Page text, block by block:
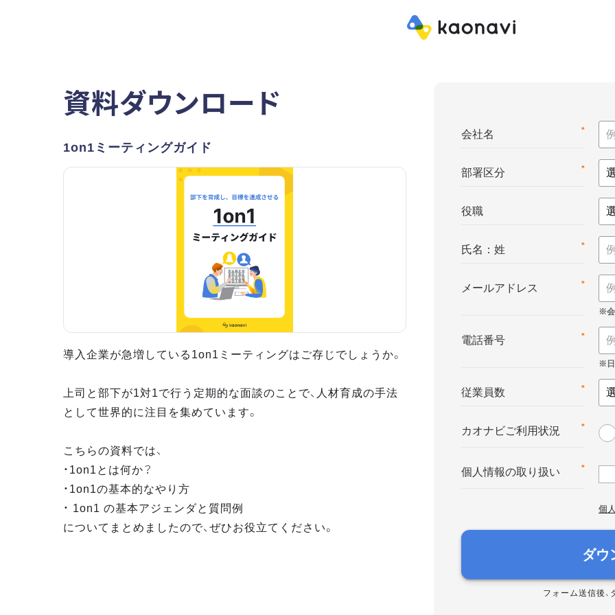
資料ダウンロード
1on1ミーティングガイド
導入企業が急増している1on1ミーティングはご存じでしょうか。
上司と部下が1対1で行う定期的な面談のことで、人材育成の手法
として世界的に注目を集めています。
こちらの資料では、
・1on1とは何か？
・1on1の基本的なやり方
・ 1on1 の基本アジェンダと質問例
についてまとめましたので、ぜひお役立てください。
*
会社名
*
部署区分
役職
*
氏名：姓
*
メールアドレス
*
電話番号
*
従業員数
*
カオナビご利用状況
*
個人情報の取り扱い
個
ダウ
フォーム送信後